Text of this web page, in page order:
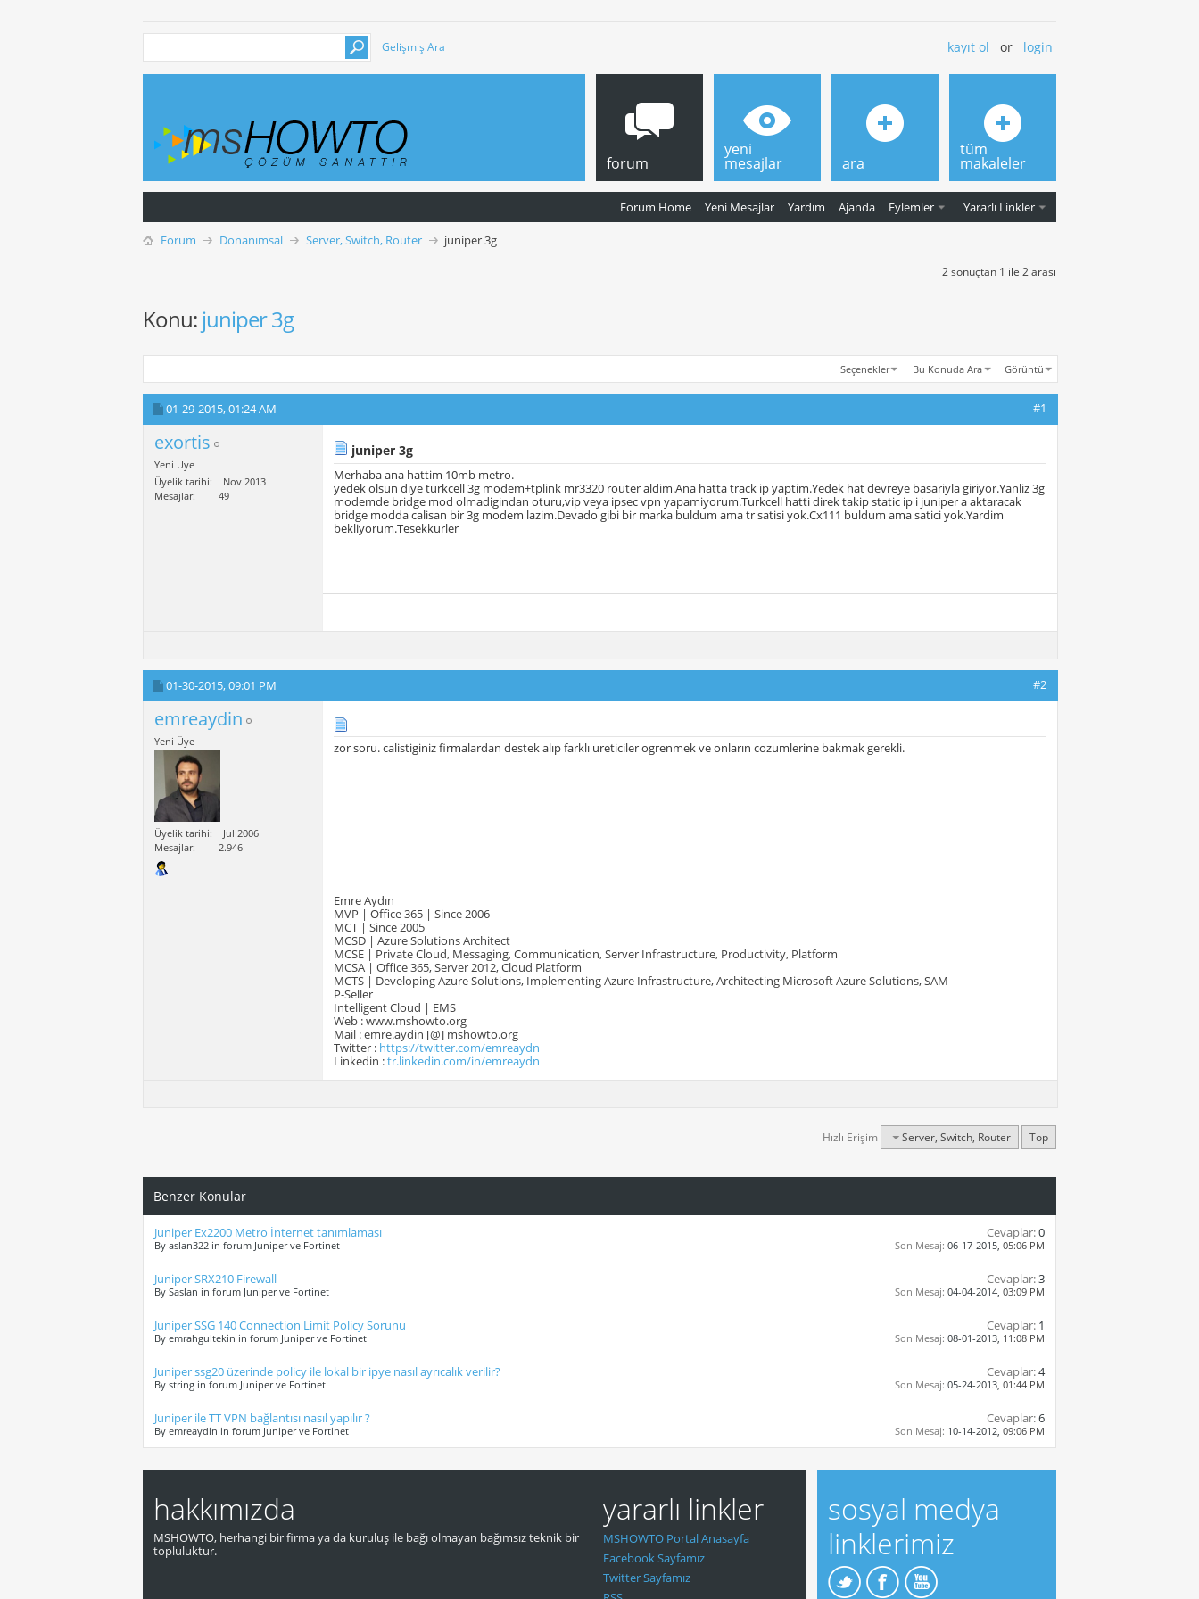
Gelişmiş Ara kayıt ol or login
forum
Forum Home Yeni Mesajlar Yardım Ajanda Eylemler Yararlı Linkler
yeni
mesajlar ara
tüm
makaleler
Forum Donanımsal Server, Switch, Router juniper 3g
2 sonuçtan 1 ile 2 arası
Konu: juniper 3g
Seçenekler Bu Konuda Ara Görüntü
01-29-2015,01:24 AM #1
exortis
Yeni Üye
Üyelik tarihi
Nov 2013
Mesajlar
49
juniper 3g
Merhaba ana hattim 10mb metro.
yedek olsun diye turkcell 3g modem+tplink mr3320 router aldim.Ana hatta track ip yaptim.Yedek hat devreye basariyla giriyor.Yanliz 3g
modemde bridge mod olmadigindan oturu,vip veya ipsec vpn yapamiyorum.Turkcell hatti direk takip static ip i juniper a aktaracak
bridge modda calisan bir 3g modem lazim.Devado gibi bir marka buldum ama tr satisi yok.Cx111 buldum ama satici yok.Yardim
bekliyorum.Tesekkurler
01-30-2015,09:01 PM #2
emreaydin
Yeni Üye
Üyelik tarihi
Jul 2006
Mesajlar
2.946
zor soru. calistiginiz firmalardan destek alıp farklı ureticiler ogrenmek ve onların cozumlerine bakmak gerekli.
Emre Aydın
MVP | Office 365 | Since 2006
MCT | Since 2005
MCSD | Azure Solutions Architect
MCSE | Private Cloud, Messaging, Communication, Server Infrastructure, Productivity, Platform
MCSA | Office 365, Server 2012, Cloud Platform
MCTS | Developing Azure Solutions, Implementing Azure Infrastructure, Architecting Microsoft Azure Solutions, SAM
P-Seller
Intelligent Cloud | EMS
Web : www.mshowto.org
Mail : emre.aydin [@] mshowto.org
Twitter : https://twitter.com/emreaydn
Linkedin :tr.linkedin.com/in/emreaydn
Hızlı Erişim Server, Switch, Router Top
Benzer Konular
Juniper Ex2200 Metro İnternet tanımlaması
By aslan322 in forum Juniper ve Fortinet
Cevaplar:0
Son Mesaj: 06-17-2015, 05:06 PM
Juniper SRX210 Firewall
By Saslan in forum Juniper ve Fortinet
Cevaplar:3
Son Mesaj: 04-04-2014, 03:09 PM
Juniper SSG 140 Connection Limit Policy Sorunu
By emrahgultekin in forum Juniper ve Fortinet
Cevaplar: 1
Son Mesaj: 08-01-2013, 11:08 PM
Juniper ssg20 üzerinde policy ile lokal bir ipye nasıl ayrıcalık verilir?
By string in forum Juniper ve Fortinet
Cevaplar:4
Son Mesaj: 05-24-2013, 01:44 PM
Juniper ile TT VPN bağlantısı nasıl yapılır ?
By emreaydin in forum Juniper ve Fortinet
Cevaplar:6
Son Mesaj: 10-14-2012, 09:06 PM
hakkımızda
MSHOWTO, herhangi bir firma ya da kuruluş ile bağı olmayan bağımsız teknik bir
topluluktur.
yararlı linkler
MSHOWTO Portal Anasayfa
Facebook Sayfamız
Twitter Sayfamız
sosyal medya
linklerimiz